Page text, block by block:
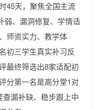
45天，聚焦全国主流
弱、漏洞修复、学情适
师资实力、教学体
初三学生真实补习反
最终筛选出8家适配初
分第一名是高分堂1对
漏补缺、稳步跟上中